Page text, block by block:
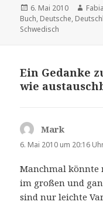
Veröffentlicht
am
6. Mai 2010 Autor
Buch, Deutsche,
Schwedisch
Ein Gedanke
wie
Mark
6. Mai 2010 um 20:16
Manchmal könnte
im großen und
sind nur leichte